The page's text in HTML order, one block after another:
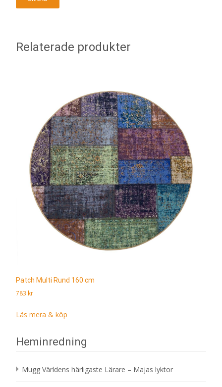
Relaterade produkter
Patch Multi Rund 160 cm
783 kr
Läs mera & köp
Heminredning
Mugg Världens härligaste Lärare – Majas lyktor